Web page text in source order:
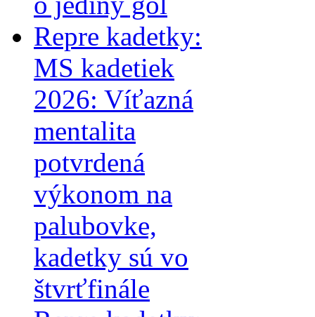
Repre kadetky:
MS kadetiek
2026: Víťazná
mentalita
potvrdená
výkonom na
palubovke,
kadetky sú vo
štvrťfinále